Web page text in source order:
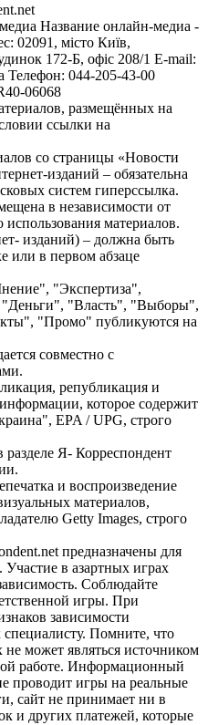
Название онлайн-медиа -
02091, місто Київ,
172-Б, офіс 208/1 E-mail:
Телефон: 044-205-43-00
06068
размещённых на
ссылки на
со страницы «Новости
изданий – обязательна
систем гиперссылка.
в независимости от
материалов.
изданий) – должна быть
или в первом абзаце
"Экспертиза",
"Власть", "Выборы",
"Промо" публикуются на
совместно с
републикация и
которое содержит
EPA / UPG, строго
Я- Корреспондент
и воспроизведение
материалов,
Getty Images, строго
предназначены для
в азартных играх
Соблюдайте
игры. При
зависимости
специалисту. Помните, что
не может являться источником
работе. Информационный
проводит игры на реальные
сайт не принимает ни в
и других платежей, которые